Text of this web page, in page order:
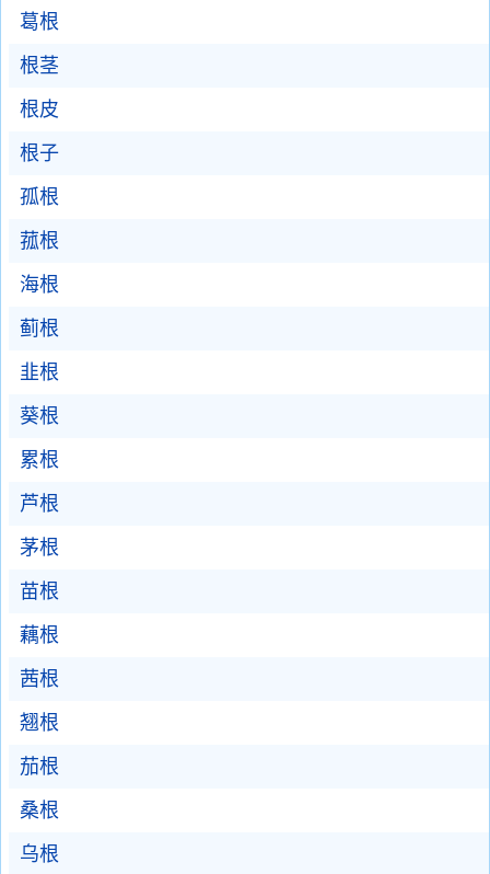
葛根
根茎
根皮
根子
孤根
菰根
海根
蓟根
韭根
葵根
累根
芦根
茅根
苗根
藕根
茜根
翘根
茄根
桑根
乌根